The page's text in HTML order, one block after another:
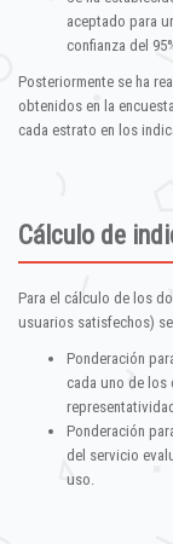
aceptado para
confianza del
Posteriormente se ha
obtenidos en la
cada estrato en los
Cálculo de
Para el cálculo de los
usuarios satisfechos)
Ponderación
cada uno de los
Ponderación
del servicio
uso.